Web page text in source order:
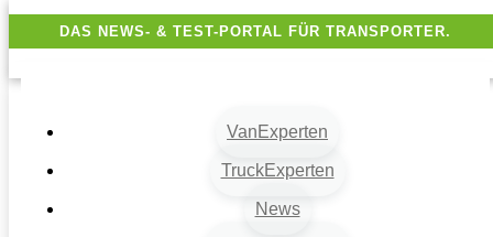
DAS NEWS- & TEST-PORTAL FÜR TRANSPORTER.
VanExperten
TruckExperten
News